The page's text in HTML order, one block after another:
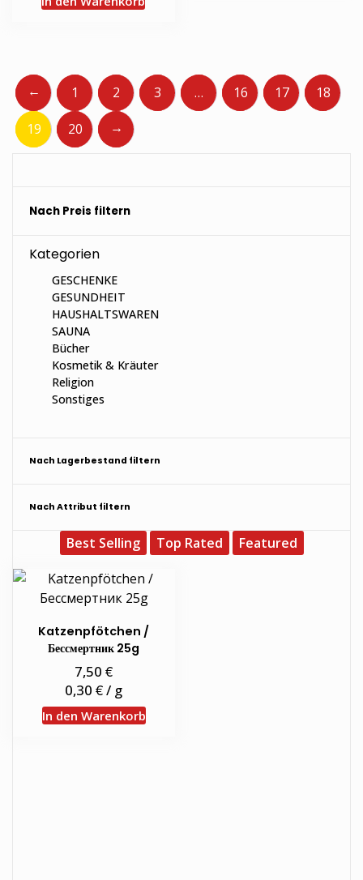
← 1 2 3 … 16 17 18
19 20 →
Nach Preis filtern
Kategorien
GESCHENKE
GESUNDHEIT
HAUSHALTSWAREN
SAUNA
Bücher
Kosmetik & Kräuter
Religion
Sonstiges
Nach Lagerbestand filtern
Nach Attribut filtern
Best Selling Top Rated Featured
Katzenpfötchen /
Бессмертник 25g
7,50€
0,30€/ g
In den Warenkorb